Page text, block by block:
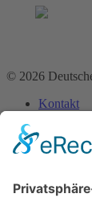
© 2026
Kontakt
Bereiche